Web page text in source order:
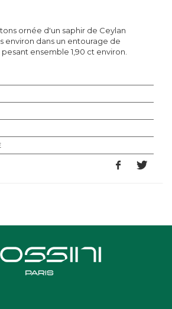
ornée d'un saphir de Ceylan
environ dans un entourage de
ensemble 1,90 ct environ.